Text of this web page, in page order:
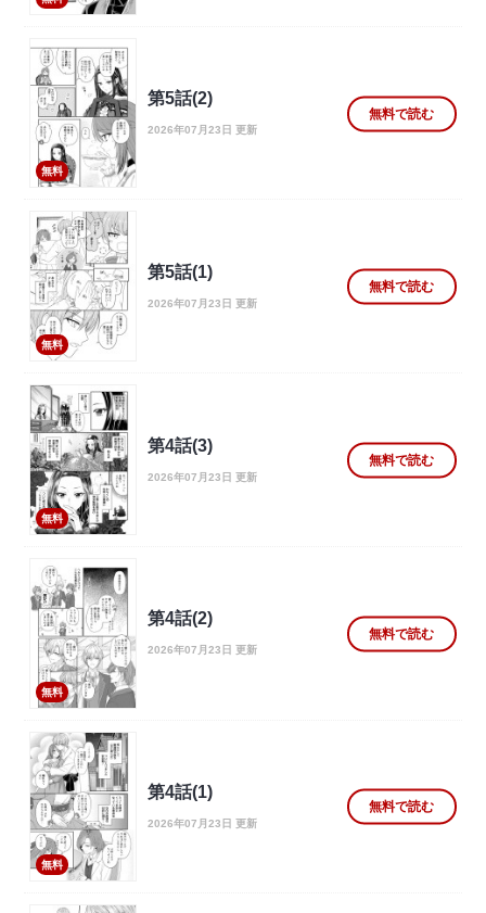
無料
第5話(2)
2026年07月23日 更新
無料で読む
無料
第5話(1)
2026年07月23日 更新
無料で読む
無料
第4話(3)
2026年07月23日 更新
無料で読む
無料
第4話(2)
2026年07月23日 更新
無料で読む
無料
第4話(1)
2026年07月23日 更新
無料で読む